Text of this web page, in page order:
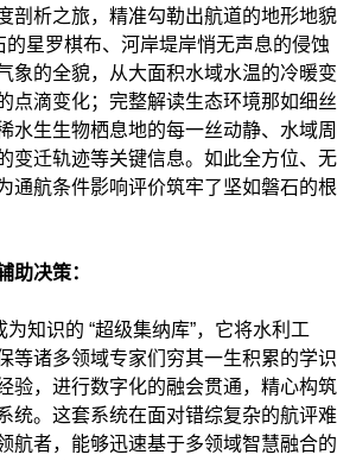
剖析之旅，精准勾勒出航道的地形地貌
的星罗棋布、河岸堤岸悄无声息的侵蚀
象的全貌，从大面积水域水温的冷暖变
点滴变化；完整解读生态环境那如细丝
水生生物栖息地的每一丝动静、水域周
变迁轨迹等关键信息。如此全方位、无
通航条件影响评价筑牢了坚如磐石的根
助决策：
知识的 “超级集纳库”，它将水利工
等诸多领域专家们穷其一生积累的学识
验，进行数字化的融会贯通，精心构筑
统。这套系统在面对错综复杂的航评难
航者，能够迅速基于多领域智慧融合的